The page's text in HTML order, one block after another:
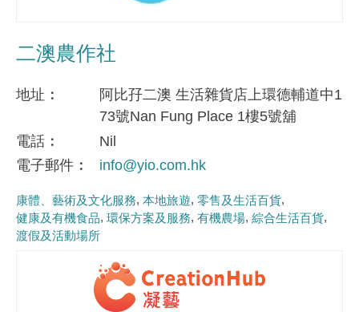
二澳農作社
地址
阿比孖二澳 生活雜貨店上環德輔道中1
73號Nan Fung Place 1樓5號舖
電話
Nil
電子郵件
info@yio.com.hk
康體、藝術及文化服務 本地旅遊 零售及生活百貨
健康及有機食品 環保方案及服務 有機農場 綜合生活百貨
渡假及活動場所